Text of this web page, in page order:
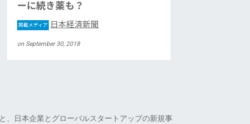
ーに続き薬も？
掲載メディア 日本経済新聞
on September 30, 2018
、日本企業とグローバルスタートアップの新規事